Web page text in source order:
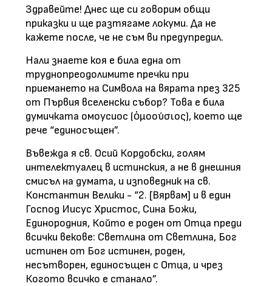
Здравейте! Днес ще си говорим общи
приказки и ще разтягаме локуми. Да не
кажете после, че не съм ви предупредил.
Нали знаете коя е била една от
труднопреодолимите пречки при
приемането на Символа на вярата през 325
от Първия вселенски събор? Това е била
думичката омоусиос (ὁμοούσιος), което ще
рече “единосъщен”.
Въвежда я св. Осий Кордобски, голям
интелектуалец в истинския, а не в днешния
смисъл на думата, и изповедник на св.
Константин Велики - “2. [Вярвам] и в един
Господ Иисус Христос, Сина Божи,
Единородния, Който е роден от Отца преди
всички векове: Светлина от Светлина, Бог
истинен от Бог истинен, роден,
несътворен, единосъщен с Отца, и чрез
Когото всичко е станало”.